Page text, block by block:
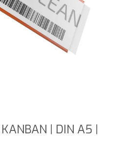
| DIN A5 |